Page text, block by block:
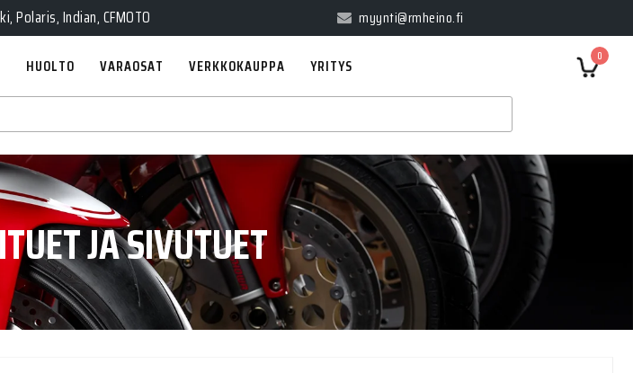
Polaris, Indian, CFMOTO myynti@rmheino.fi
0
HUOLTO VARAOSAT VERKKOKAUPPA YRITYS
JA SIVUTUET